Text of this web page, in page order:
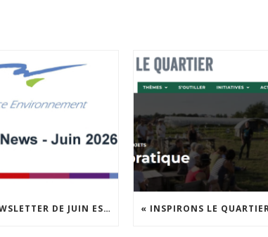
NOTRE NEWSLETTER DE JUIN EST EN LIGNE !